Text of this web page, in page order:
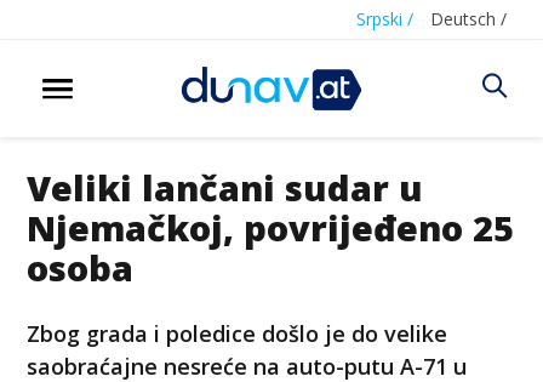
Srpski / Deutsch /
Veliki lančani sudar u
Njemačkoj, povrijeđeno 25
osoba
Zbog grada i poledice došlo je do velike
saobraćajne nesreće na auto-putu A-71 u